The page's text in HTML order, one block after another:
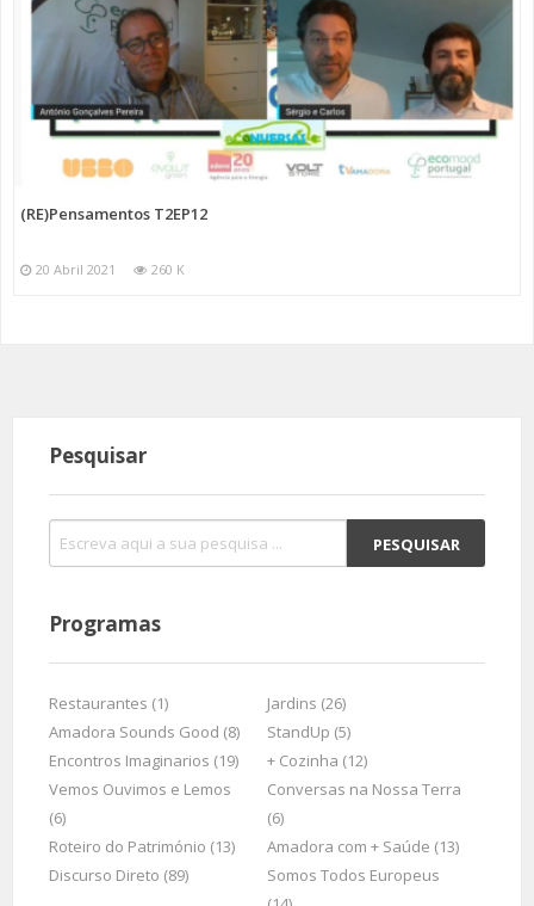
(RE)Pensamentos T2EP12
20 Abril 2021 260 K
Pesquisar
Programas
Restaurantes (1)
Jardins (26)
Amadora Sounds Good (8)
StandUp (5)
Encontros Imaginarios (19)
+ Cozinha (12)
Vemos Ouvimos e Lemos
(6)
Conversas na Nossa Terra
(6)
Roteiro do Património (13)
Amadora com + Saúde (13)
Discurso Direto (89)
Somos Todos Europeus